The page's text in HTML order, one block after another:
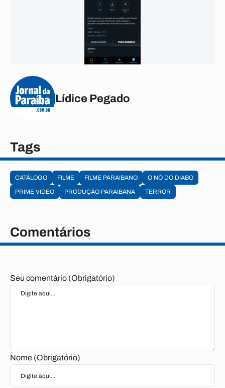
Lídice Pegado
Tags
CATÁLOGO FILME FILME PARAIBANO
O NÓ DO DIABO
PRIME VIDEO
PRODUÇÃO PARAIBANA TERROR
Comentários
Seu comentário (Obrigatório)
Nome (Obrigatório)